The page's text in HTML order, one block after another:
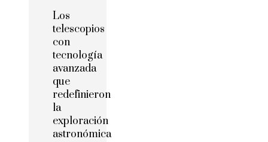
Los
telescopios
con
tecnología
avanzada
que
redefinieron
la
exploración
astronómica